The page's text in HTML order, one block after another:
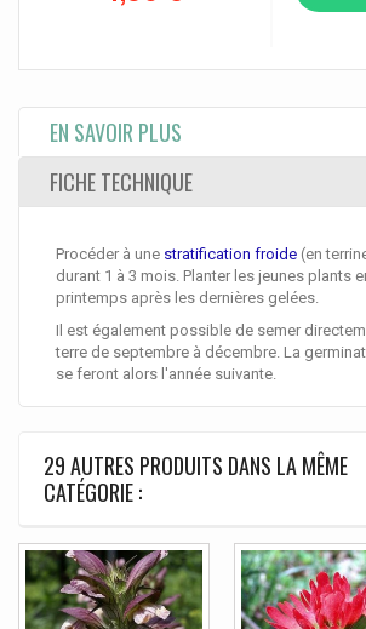
EN SAVOIR PLUS
FICHE TECHNIQUE
Procéder à une stratification froide (en
durant 1 à 3 mois. Planter les jeunes plants
printemps après les dernières gelées.
Il est également possible de semer
terre de septembre à décembre. La
se feront alors l'année suivante.
29 AUTRES PRODUITS DANS LA MÊME
CATÉGORIE :